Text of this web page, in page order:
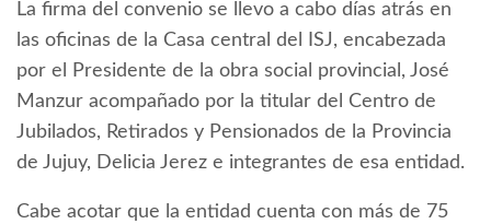
La firma del convenio se llevo a cabo días atrás en
las oficinas de la Casa central del ISJ, encabezada
por el Presidente de la obra social provincial, José
Manzur acompañado por la titular del Centro de
Jubilados, Retirados y Pensionados de la Provincia
de Jujuy, Delicia Jerez e integrantes de esa entidad.
Cabe acotar que la entidad cuenta con más de 75